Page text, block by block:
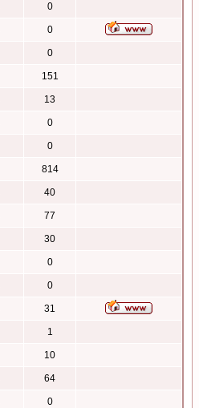
0
0
0
151
13
0
0
814
40
77
30
0
0
31
1
10
64
0